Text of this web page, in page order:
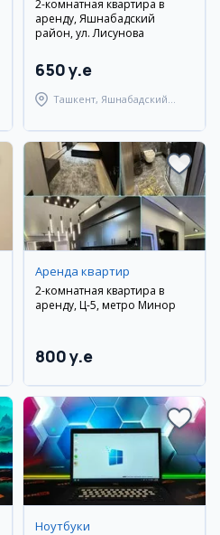
2-комнатная квартира в
аренду, Яшнабадский
район, ул. Лисунова
650 y.e
Ташкент, Яшнабадский
Аренда квартир
2-комнатная квартира в
аренду, Ц-5, метро Минор
800 y.e
Ноутбуки